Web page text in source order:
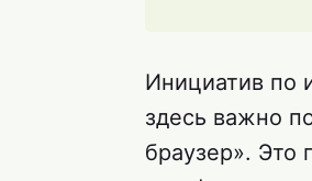
Инициатив по
здесь важно
браузер». Это